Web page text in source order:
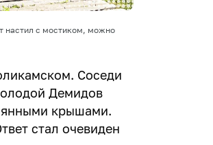
настил с мостиком, можно
Соседи
Демидов
крышами.
стал очевиден